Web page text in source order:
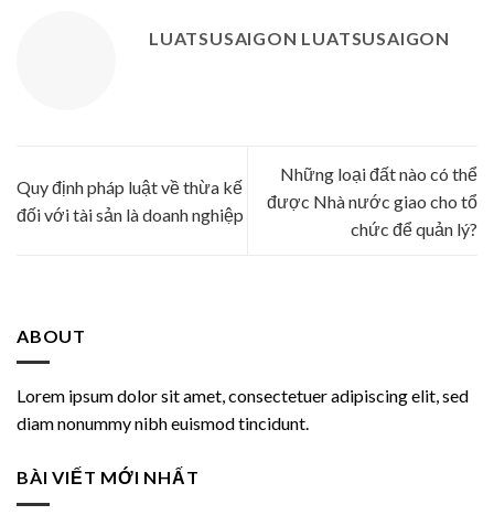
LUATSUSAIGON LUATSUSAIGON
Quy định pháp luật về thừa kế
đối với tài sản là doanh nghiệp
Những loại đất nào có thể
được Nhà nước giao cho tổ
chức để quản lý?
ABOUT
Lorem ipsum dolor sit amet, consectetuer adipiscing elit, sed
diam nonummy nibh euismod tincidunt.
BÀI VIẾT MỚI NHẤT